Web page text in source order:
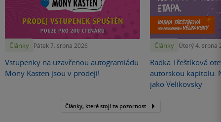
Články Pátek 7. srpna 2026
Vstupenky na uzavřenou autogramiádu
Mony Kasten jsou v prodeji!
Články Úterý 4. srpna
Radka Třeštíková
autorskou kapitolu.
jako Velikovsky
Články, které stojí za pozornost